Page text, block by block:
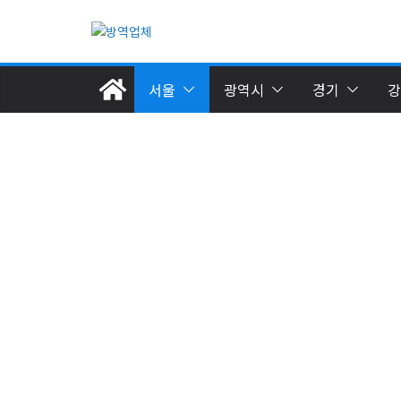
서울 광역시 경기